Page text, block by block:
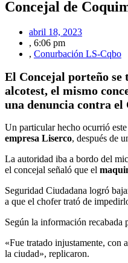
Concejal de
abril 18, 2023
, 6:06 pm
, Conurbación LS-Cqbo
El Concejal porteño se
alcotest, el mismo
una denuncia contra el
Un particular hecho ocurrió
empresa Liserco, después de
La autoridad iba a bordo del
el concejal señaló que el
Seguridad Ciudadana logró
a que el chofer trató de
Según la información
«Fue tratado injustamente, con
la ciudad», replicaron.